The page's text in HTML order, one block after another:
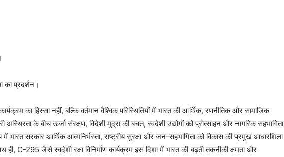
का प्रदर्शन।
का हिस्सा नहीं, बल्कि वर्तमान वैश्विक परिस्थितियों में भारत की आर्थिक, रणनीतिक और सामाजिक
के बीच ऊर्जा संरक्षण, विदेशी मुद्रा की बचत, स्वदेशी उद्योगों को प्रोत्साहन और नागरिक सहभागिता
भारत सरकार आर्थिक आत्मनिर्भरता, राष्ट्रीय सुरक्षा और जन-सहभागिता को विकास की प्रमुख आधारशिला
C-295 जैसे स्वदेशी रक्षा विनिर्माण कार्यक्रम इस दिशा में भारत की बढ़ती तकनीकी क्षमता और